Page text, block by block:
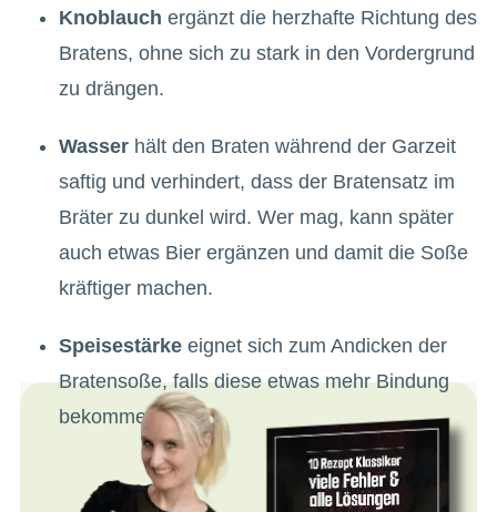
Knoblauch ergänzt die herzhafte Richtung des
Bratens, ohne sich zu stark in den Vordergrund
zu drängen.
Wasserhält den Braten während der Garzeit
saftig und verhindert, dass der Bratensatz im
Bräter zu dunkel wird. Wer mag, kann später
auch etwas Bier ergänzen und damit die Soße
kräftiger machen.
Speisestärkeeignet sich zum Andicken der
Bratensoße, falls diese etwas mehr Bindung
bekommen soll.